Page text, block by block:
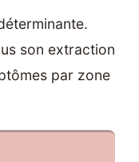
son extraction
par zone